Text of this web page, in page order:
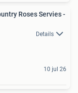
Roses Servies -
Details
10 jul 26